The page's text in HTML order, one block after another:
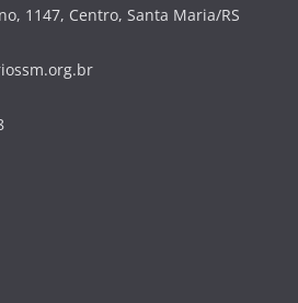
1147, Centro, Santa Maria/RS